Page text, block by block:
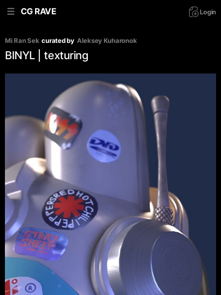
CG RAVE Login
Mi Ran Sek curated by Aleksey Kuharonok
BINYL | texturing